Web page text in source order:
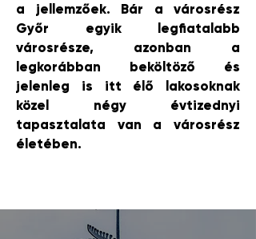
a jellemzőek. Bár a városrész
Győr egyik legfiatalabb
városrésze, azonban a
legkorábban beköltöző és
jelenleg is itt élő lakosoknak
közel négy évtizednyi
tapasztalata van a városrész
életében.